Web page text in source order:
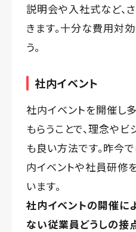
説明会や入社式など、
きます。十分な費用対
う。
社内イベント
社内イベントを開催し
もらうことで、理念や
も良い方法です。昨今
内イベントや社員研修
います。
社内イベントの開催に
ない従業員どうしの接